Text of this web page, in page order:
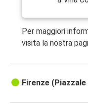
Per maggiori
visita la nostra
Firenze